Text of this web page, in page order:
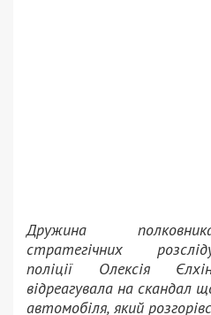
Дружина
стратегічних
поліції Олексія
відреагувала на скандал
автомобіля, який